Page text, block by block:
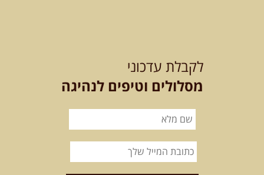
מסעות בעולם
קירגיסטאן – בעקבות הנוודים,
לקבלת עדכוני
מסלולים וטיפים לנהיגה